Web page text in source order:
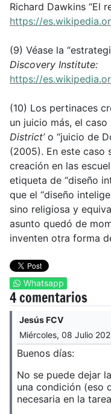
Richard Dawkins “El
https://
(9) Véase la
Discovery Institute:
https://
(10) Los pertinaces
un juicio más, el caso
District’ o “juicio de
(2005). En este caso
creación en las
etiqueta de “diseño
que el “diseño
sino religiosa y
asunto quedó de
inventen otra forma
Whatsapp
4 comentarios
Jesús FCV
Miércoles, 08 Julio
Buenos días:
No se puede dejar
una condición (eso
necesaria en la